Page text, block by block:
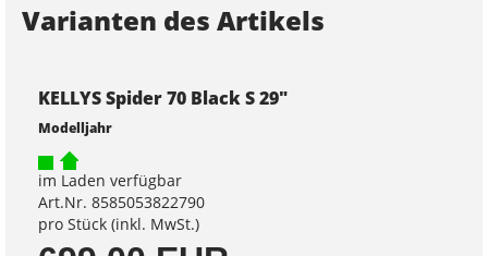
Varianten des Artikels
KELLYS Spider 70 Black S 29"
Modelljahr
im Laden verfügbar
Art.Nr. 8585053822790
pro Stück (inkl. MwSt.)